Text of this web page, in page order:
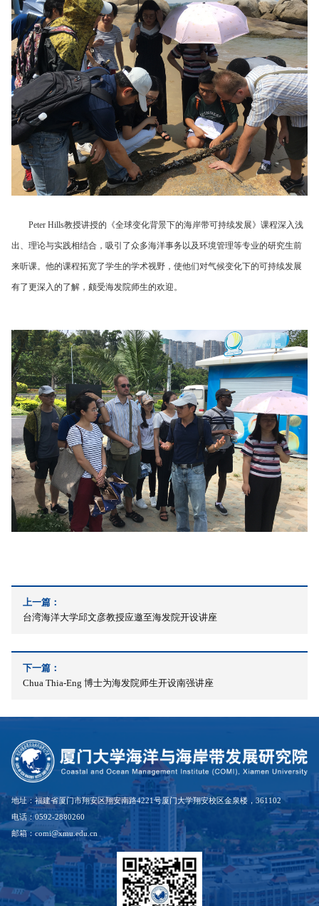
Peter Hills教授讲授的《全球变化背景下的海岸带可持续发展》课程深入浅
出、理论与实践相结合，吸引了众多海洋事务以及环境管理等专业的研究生前
来听课。他的课程拓宽了学生的学术视野，使他们对气候变化下的可持续发展
有了更深入的了解，颇受海发院师生的欢迎。
上一篇：
台湾海洋大学邱文彦教授应邀至海发院开设讲座
下一篇：
Chua Thia-Eng 博士为海发院师生开设南强讲座
地址：福建省厦门市翔安区翔安南路4221号厦门大学翔安校区金泉楼，361102
电话：0592-2880260
邮箱：comi@xmu.edu.cn